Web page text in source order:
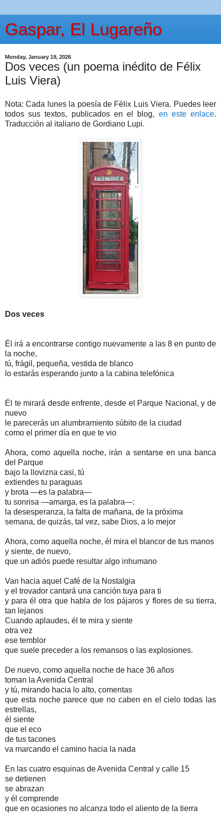
Gaspar, El Lugareño
Monday, January 19, 2026
Dos veces (un poema inédito de Félix
Luis Viera)
Nota: Cada lunes la poesía de Félix Luis Viera. Puedes leer
todos sus textos, publicados en el blog, en este enlace.
Traducción al italiano de Gordiano Lupi.
Dos veces
Él irá a encontrarse contigo nuevamente a las 8 en punto de
la noche,
tú, frágil, pequeña, vestida de blanco
lo estarás esperando junto a la cabina telefónica
Él te mirará desde enfrente, desde el Parque Nacional, y de
nuevo
le parecerás un alumbramiento súbito de la ciudad
como el primer día en que te vio
Ahora, como aquella noche, irán a sentarse en una banca
del Parque
bajo la llovizna casi, tú
extiendes tu paraguas
y brota —es la palabra—
tu sonrisa —amarga, es la palabra—:
la desesperanza, la falta de mañana, de la próxima
semana, de quizás, tal vez, sabe Dios, a lo mejor
Ahora, como aquella noche, él mira el blancor de tus manos
y siente, de nuevo,
que un adiós puede resultar algo inhumano
Van hacia aquel Café de la Nostalgia
y el trovador cantará una canción tuya para ti
y para él otra que habla de los pájaros y flores de su tierra,
tan lejanos
Cuando aplaudes, él te mira y siente
otra vez
ese temblor
que suele preceder a los remansos o las explosiones.
De nuevo, como aquella noche de hace 36 años
toman la Avenida Central
y tú, mirando hacia lo alto, comentas
que esta noche parece que no caben en el cielo todas las
estrellas,
él siente
que el eco
de tus tacones
va marcando el camino hacia la nada
En las cuatro esquinas de Avenida Central y calle 15
se detienen
se abrazan
y él comprende
que en ocasiones no alcanza todo el aliento de la tierra